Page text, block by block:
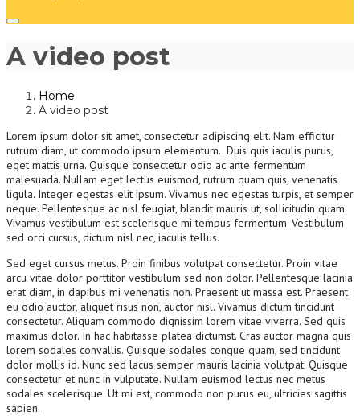
A video post
Home
A video post
Lorem ipsum dolor sit amet, consectetur adipiscing elit. Nam efficitur
rutrum diam, ut commodo ipsum elementum.. Duis quis iaculis purus,
eget mattis urna. Quisque consectetur odio ac ante fermentum
malesuada. Nullam eget lectus euismod, rutrum quam quis, venenatis
ligula. Integer egestas elit ipsum. Vivamus nec egestas turpis, et semper
neque. Pellentesque ac nisl feugiat, blandit mauris ut, sollicitudin quam.
Vivamus vestibulum est scelerisque mi tempus fermentum. Vestibulum
sed orci cursus, dictum nisl nec, iaculis tellus.
Sed eget cursus metus. Proin finibus volutpat consectetur. Proin vitae
arcu vitae dolor porttitor vestibulum sed non dolor. Pellentesque lacinia
erat diam, in dapibus mi venenatis non. Praesent ut massa est. Praesent
eu odio auctor, aliquet risus non, auctor nisl. Vivamus dictum tincidunt
consectetur. Aliquam commodo dignissim lorem vitae viverra. Sed quis
maximus dolor. In hac habitasse platea dictumst. Cras auctor magna quis
lorem sodales convallis. Quisque sodales congue quam, sed tincidunt
dolor mollis id. Nunc sed lacus semper mauris lacinia volutpat. Quisque
consectetur et nunc in vulputate. Nullam euismod lectus nec metus
sodales scelerisque. Ut mi est, commodo non purus eu, ultricies sagittis
sapien.